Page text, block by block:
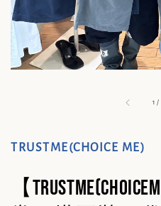
1 /
TRUSTME(CHOICE ME)
【